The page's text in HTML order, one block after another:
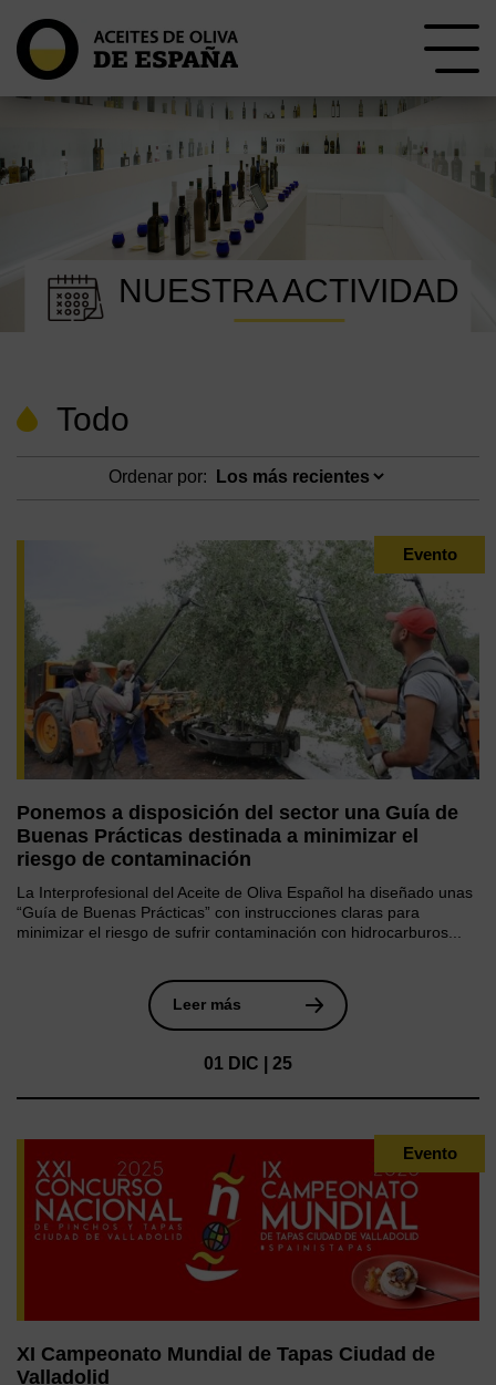
NUESTRA ACTIVIDAD
Todo
Ordenar por:
Evento
Ponemos a disposición del sector una Guía de
Buenas Prácticas destinada a minimizar el
riesgo de contaminación
La Interprofesional del Aceite de Oliva Español ha diseñado unas
“Guía de Buenas Prácticas” con instrucciones claras para
minimizar el riesgo de sufrir contaminación con hidrocarburos...
Leer más
01 DIC | 25
Evento
XI Campeonato Mundial de Tapas Ciudad de
Valladolid